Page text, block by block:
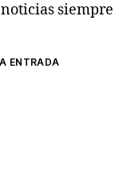
siempre
ENTRADA